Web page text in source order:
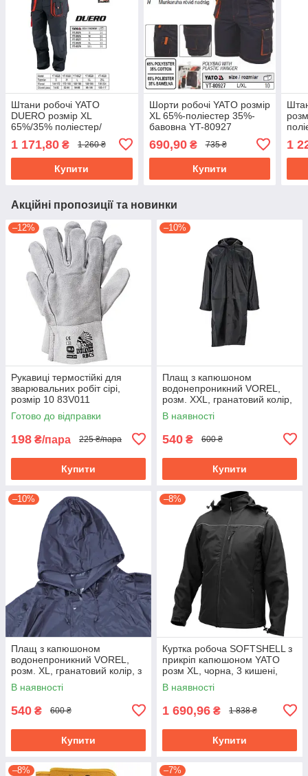
Штани робочі YATO
DUERO розмір XL
65%/35% поліестер/
1 171,80 ₴ 1 260 ₴
Купити
Шорти робочі YATO розмір
XL 65%-поліестер 35%-
бавовна YT-80927
690,90₴ 735 ₴
Купити
1
Акційні пропозиції та новинки
–12%
Рукавиці термостійкі для
зварювальних робіт cірі,
розмір 10 83V011
Готово до відправки
198 ₴/пара 225 ₴/пара
Купити
–10%
Плащ з капюшоном
водонепроникний VOREL,
розм. XXL, гранатовий колір,
з вентиляційними отворами
PVC 74655
В наявності
540 ₴ 600 ₴
Купити
–10%
Плащ з капюшоном
водонепроникний VOREL,
розм. XL, гранатовий колір, з
вентиляційними отворами
PVC 74654
В наявності
540 ₴ 600 ₴
Купити
–8%
Куртка робоча SOFTSHELL з
прикріп капюшоном YATO
розм XL, чорна, 3 кишені,
96% поліест і 4% спандекс
YT-79553
В наявності
1 690,96 ₴ 1 838 ₴
Купити
–8% –7%